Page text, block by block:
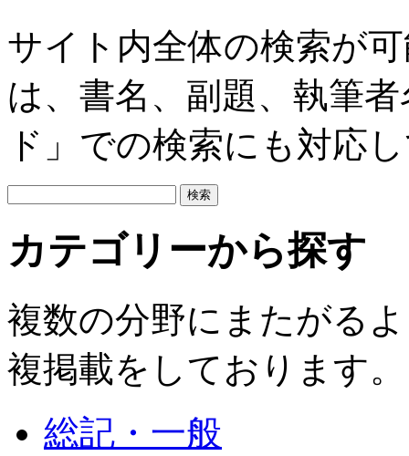
サイト内全体の検索が
は、書名、副題、執筆
ド」での検索にも対応
カテゴリーから探す
複数の分野にまたがる
複掲載をしております。
総記・一般